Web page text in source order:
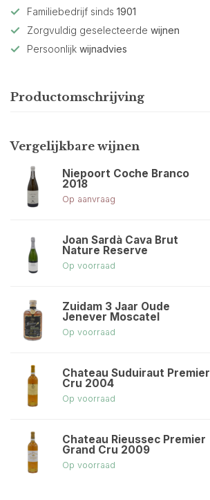
Familiebedrijf sinds 1901
Zorgvuldig geselecteerde wijnen
Persoonlijk wijnadvies
Productomschrijving
Vergelijkbare wijnen
Niepoort Coche Branco
2018
Op aanvraag
Joan Sardà Cava Brut
Nature Reserve
Op voorraad
Zuidam 3 Jaar Oude
Jenever Moscatel
Op voorraad
Chateau Suduiraut Premier
Cru 2004
Op voorraad
Chateau Rieussec Premier
Grand Cru 2009
Op voorraad